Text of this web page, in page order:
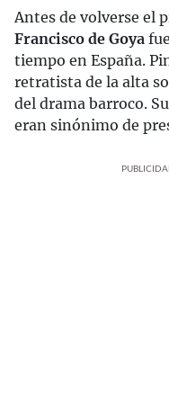
Antes de volverse el
Francisco de Goya
tiempo en España.
retratista de la alta
del drama barroco.
eran sinónimo de